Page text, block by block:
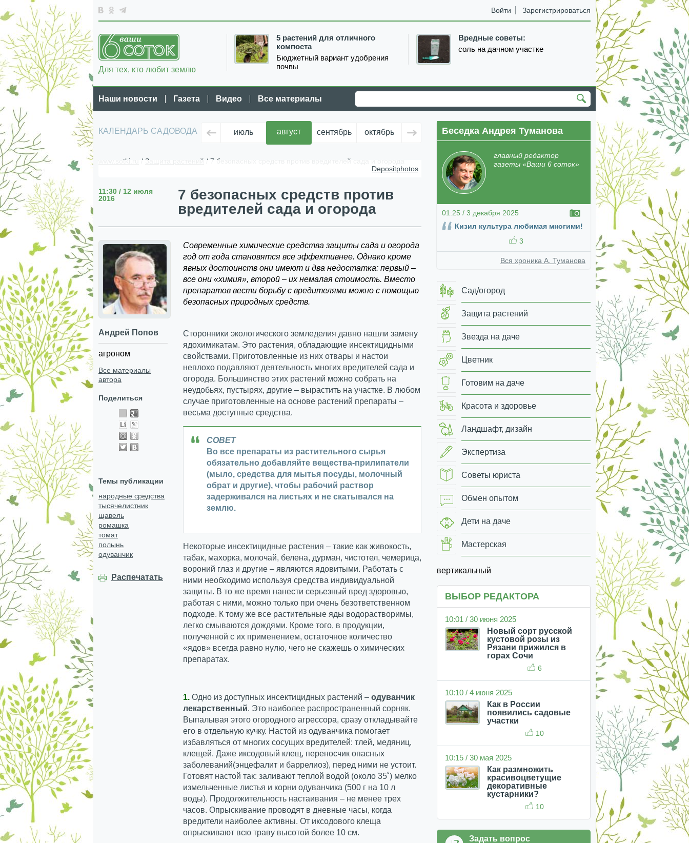
Войти Зарегистрироваться
5 растений для отличного
компоста
Бюджетный вариант удобрения
почвы
Вредные советы:
соль на дачном участке
Для тех, кто любит землю
Наши новости Газета Видео Все материалы
КАЛЕНДАРЬ САДОВОДА июль август сентябрь октябрь ноябрь декабрь январь февраль март апрель
www.sotki.ru / Защита растений / 7 безопасных средств против вредителей сада и огорода
Depositphotos
11:30 / 12 июля
2016
7 безопасных средств против
вредителей сада и огорода
Андрей Попов
агроном
Все материалы
автора
Поделиться
Темы публикации
народные средства
тысячелистник
щавель
ромашка
томат
полынь
одуванчик
Распечатать
Современные химические средства защиты сада и огорода
год от года становятся все эффективнее. Однако кроме
явных достоинств они имеют и два недостатка: первый –
все они «химия», второй – их немалая стоимость. Вместо
препаратов вести борьбу с вредителями можно с помощью
безопасных природных средств.
Сторонники экологического земледелия давно нашли замену
ядохимикатам. Это растения, обладающие инсектицидными
свойствами. Приготовленные из них отвары и настои
неплохо подавляют деятельность многих вредителей сада и
огорода. Большинство этих растений можно собрать на
неудобьях, пустырях, другие – вырастить на участке. В любом
случае приготовленные на основе растений препараты –
весьма доступные средства.
СОВЕТ
Во все препараты из растительного сырья
обязательно добавляйте вещества-прилипатели
(мыло, средства для мытья посуды, молочный
обрат и другие), чтобы рабочий раствор
задерживался на листьях и не скатывался на
землю.
Некоторые инсектицидные растения – такие как живокость,
табак, махорка, молочай, белена, дурман, чистотел, чемерица,
вороний глаз и другие – являются ядовитыми. Работать с
ними необходимо используя средства индивидуальной
защиты. В то же время нанести серьезный вред здоровью,
работая с ними, можно только при очень безответственном
подходе. К тому же все растительные яды водорастворимы,
легко смываются дождями. Кроме того, в продукции,
полученной с их применением, остаточное количество
«ядов» всегда равно нулю, чего не скажешь о химических
препаратах.
1. Одно из доступных инсектицидных растений – одуванчик
лекарственный. Это наиболее распространенный сорняк.
Выпалывая этого огородного агрессора, сразу откладывайте
его в отдельную кучку. Настой из одуванчика помогает
избавляться от многих сосущих вредителей: тлей, медяниц,
клещей. Даже иксодовый клещ, переносчик опасных
заболеваний(энцефалит и баррелиоз), перед ними не устоит.
Готовят настой так: заливают теплой водой (около 35˚) мелко
измельченные листья и корни одуванчика (500 г на 10 л
воды). Продолжительность настаивания – не менее трех
часов. Опрыскивание проводят в дневные часы, когда
вредители наиболее активны. От иксодового клеща
опрыскивают всю траву высотой более 10 см.
Беседка Андрея Туманова
главный редактор
газеты «Ваши 6 соток»
01:25 / 3 декабря 2025
Кизил культура любимая многими!
3
Вся хроника А. Туманова
Сад/огород
Защита растений
Звезда на даче
Цветник
Готовим на даче
Красота и здоровье
Ландшафт, дизайн
Экспертиза
Советы юриста
Обмен опытом
Дети на даче
Мастерская
вертикальный
ВЫБОР РЕДАКТОРА
10:01 / 30 июня 2025
Новый сорт русской
кустовой розы из
Рязани прижился в
горах Сочи
6
10:10 / 4 июня 2025
Как в России
появились садовые
участки
10
10:15 / 30 мая 2025
Как размножить
красивоцветущие
декоративные
кустарники?
10
Задать вопрос